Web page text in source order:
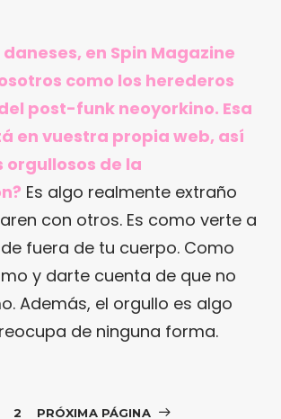
en Spin Magazine
como los herederos
post-funk neoyorkino. Esa
en vuestra propia web, así
orgullosos de la
Es algo realmente extraño
con otros. Es como verte a
fuera de tu cuerpo. Como
y darte cuenta de que no
Además, el orgullo es algo
de ninguna forma.
2 PRÓXIMA PÁGINA